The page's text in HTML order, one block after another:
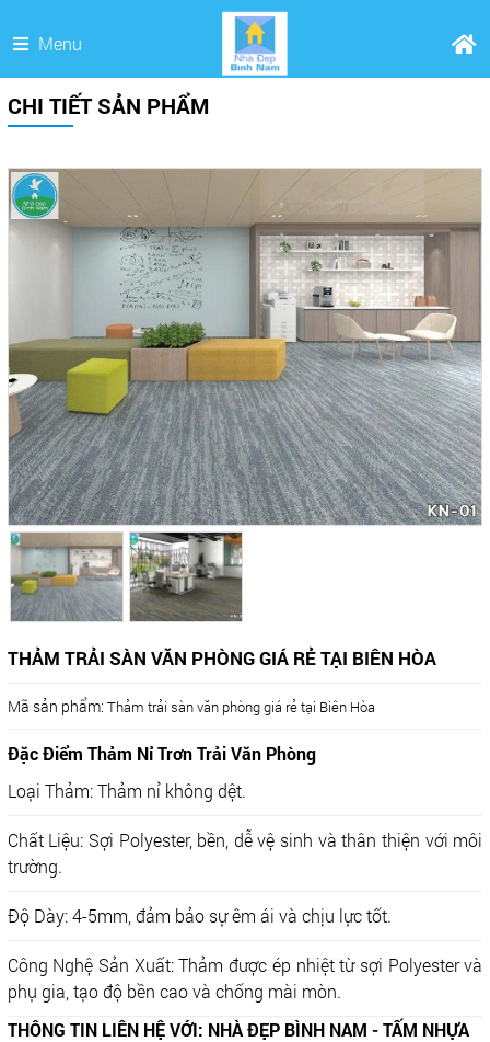
Menu
CHI TIẾT SẢN PHẨM
THẢM TRẢI SÀN VĂN PHÒNG GIÁ RẺ TẠI BIÊN HÒA
Mã sản phẩm: Thảm trải sàn văn phòng giá rẻ tại Biên Hòa
Đặc Điểm Thảm Nỉ Trơn Trải Văn Phòng
Loại Thảm: Thảm nỉ không dệt.
Chất Liệu: Sợi Polyester, bền, dễ vệ sinh và thân thiện với môi
trường.
Độ Dày: 4-5mm, đảm bảo sự êm ái và chịu lực tốt.
Công Nghệ Sản Xuất: Thảm được ép nhiệt từ sợi Polyester và
phụ gia, tạo độ bền cao và chống mài mòn.
THÔNG TIN LIÊN HỆ VỚI: NHÀ ĐẸP BÌNH NAM - TẤM NHỰA